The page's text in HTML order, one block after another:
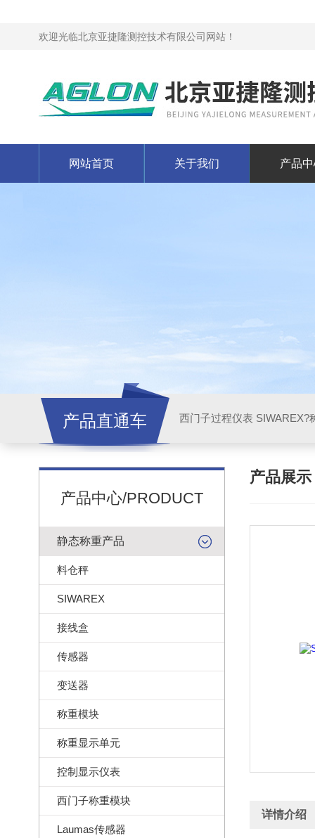
欢迎光临北京亚捷隆测控技术有限公司网站！
网站首页 关于我们 产品
产品直通车 西门子过程仪表 SIWAREX?
产品中心/PRODUCT
静态称重产品
料仓秤
SIWAREX
接线盒
传感器
变送器
称重模块
称重显示单元
控制显示仪表
西门子称重模块
Laumas传感器
产品展示
详情介绍